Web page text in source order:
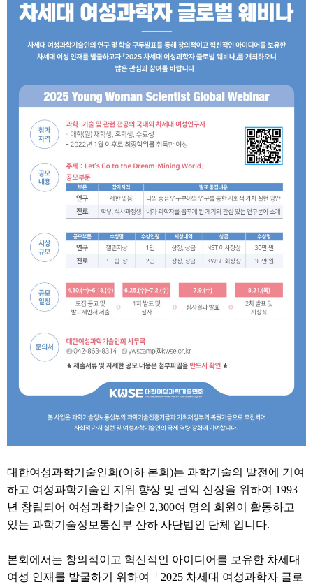
대한여성과학기술인회(이하 본회)는 과학기술의 발전에 기여
하고 여성과학기술인 지위 향상 및 권익 신장을 위하여 1993
년 창립되어 여성과학기술인 2,300여 명의 회원이 활동하고
있는 과학기술정보통신부 산하 사단법인 단체 입니다.
본회에서는 창의적이고 혁신적인 아이디어를 보유한 차세대
여성 인재를 발굴하기 위하여「2025 차세대 여성과학자 글로